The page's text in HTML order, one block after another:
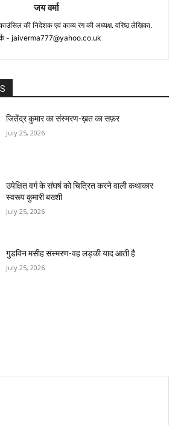
जय वर्मा
की निदेशक एवं काव्य रंग की अध्यक्ष. वरिष्ठ लेखिका.
- jaiverma777@yahoo.co.uk
जितेंद्र कुमार का संस्मरण-ख़त का सफ़र
July 25, 2026
उपेक्षित वर्ग के संघर्ष को चित्रित करने वाली कथाकार
स्वरूप कुमारी बख्शी
July 25, 2026
गुडविन मसीह संस्मरण-वह लड़की याद आती है
July 25, 2026